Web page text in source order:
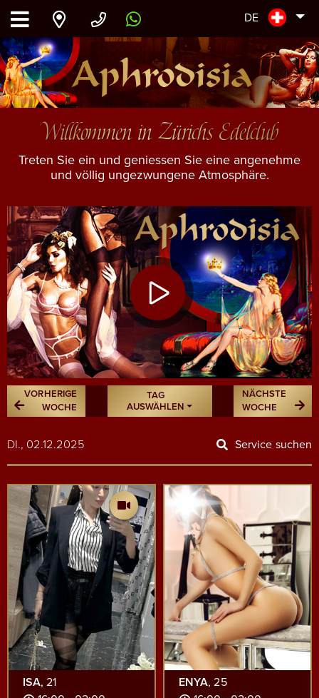
DE
Willkommen in Zürichs Edelclub
Treten Sie ein und geniessen Sie eine angenehme
und völlig ungezwungene Atmosphäre.
TAG
AUSWÄHLEN
VORHERIGE
WOCHE
NÄCHSTE
WOCHE
DI., 02.12.2025 Service suchen
ISA, 21
ENYA, 25